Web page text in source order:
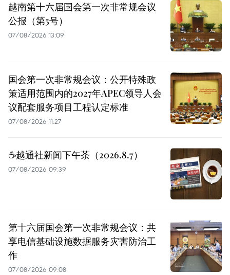
越南第十六届国会第一次非常规会议
公报（第5号）
07/08/2026 13:09
国会第一次非常规会议：公开特殊政
策适用范围内的2027年APEC领导人会
议配套服务项目工程认定标准
07/08/2026 11:27
☕️越通社新闻下午茶（2026.8.7）
07/08/2026 09:39
第十六届国会第一次非常规会议：共
享电信基础设施数据服务灾害防治工
作
07/08/2026 09:08